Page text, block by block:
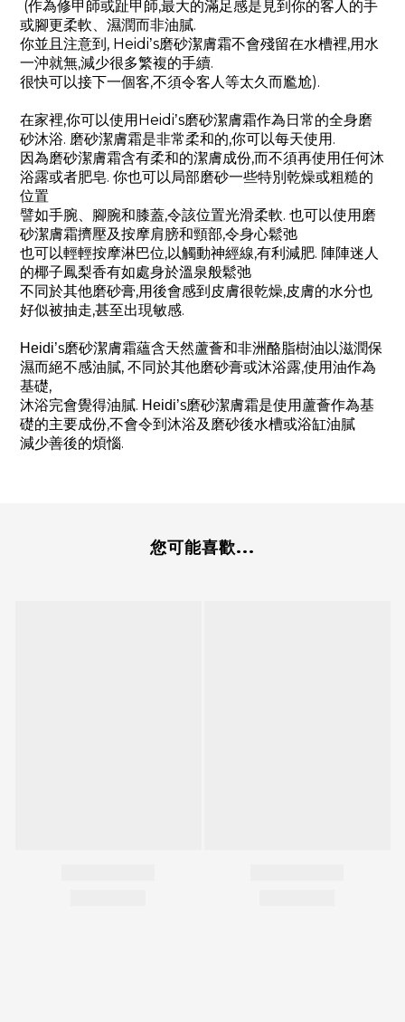
(作為修甲師或趾甲師,最大的滿足感是見到你的客人的手
或腳更柔軟、濕潤而非油膩.
你並且注意到 , Heidi’s磨砂潔膚霜不會殘留在水槽裡,用水
一沖就無,減少很多繁複的手續.
很快可以接下一個客,不須令客人等太久而尷尬).
在家裡,你可以使用 Heidi’s磨砂潔膚霜作為日常的全身磨
砂沐浴. 磨砂潔膚霜是非常柔和的,你可以每天使用 .
因為磨砂潔膚霜含有柔和的潔膚成份,而不須再使用任何沐
浴露或者肥皂. 你也可以局部磨砂一些特別乾燥或粗糙的
位置
譬如手腕、腳腕和膝蓋,令該位置光滑柔軟. 也可以使用磨
砂潔膚霜擠壓及按摩肩膀和頸部,令身心鬆弛
也可以輕輕按摩淋巴位,以觸動神經線,有利減肥. 陣陣迷人
的椰子鳳梨香有如處身於溫泉般鬆弛
不同於其他磨砂膏,用後會感到皮膚很乾燥,皮膚的水分也
好似被抽走,甚至出現敏感.
Heidi’s磨砂潔膚霜蘊含天然蘆薈和非洲酪脂樹油以滋潤保
濕而絕不感油膩, 不同於其他磨砂膏或沐浴露,使用油作為
基礎,
沐浴完會覺得油膩. Heidi’s磨砂潔膚霜是使用蘆薈作為基
礎的主要成份,不會令到沐浴及磨砂後水槽或浴缸油膩
減少善後的煩惱.
您可能喜歡...